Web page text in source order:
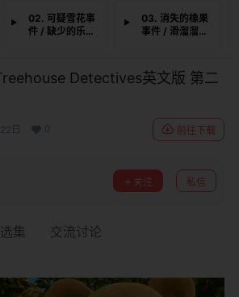
02. 可疑雪花事
件 / 缺少的乐器
03. 消失的橡果
事件 / 滑溜溜的
Detectives英文版 第二
日 前往下载
关注 私信
集 交流讨论